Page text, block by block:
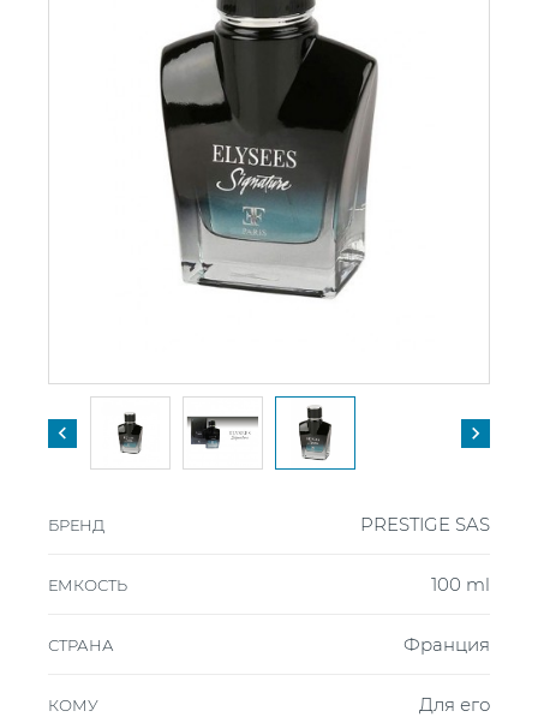
 
БРЕНД PRESTIGE SAS
ЕМКОСТЬ 100 ml
СТРАНА Франция
КОМУ Для его